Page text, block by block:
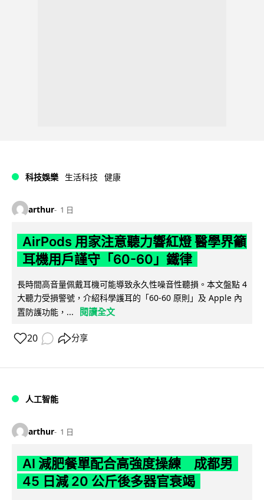
科技娛樂 生活科技 健康
arthur 1 日
AirPods 用家注意聽力響紅燈 醫學界籲
耳機用戶謹守「60-60」鐵律
長時間高音量佩戴耳機可能導致永久性噪音性聽損。本文盤點 4
大聽力受損警號，介紹科學護耳的「60-60 原則」及 Apple 內
置防護功能，...
閱讀全文
20 分享
人工智能
arthur 1 日
AI 減肥餐單配合高強度操練 成都男
45 日減 20 公斤後多器官衰竭